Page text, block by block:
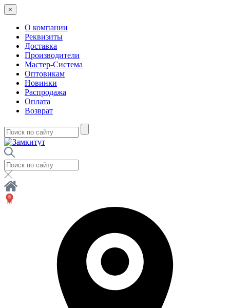
×
О компании
Реквизиты
Доставка
Производители
Мастер-Система
Оптовикам
Новинки
Распродажа
Оплата
Возврат